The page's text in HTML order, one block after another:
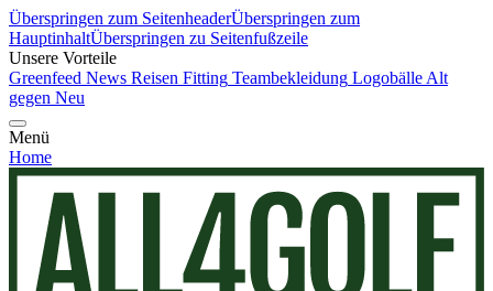
Überspringen zum SeitenheaderÜberspringen zum
HauptinhaltÜberspringen zu Seitenfußzeile
Unsere Vorteile
Greenfeed News Reisen Fitting Teambekleidung Logobälle Alt
gegen Neu
Menü
Home